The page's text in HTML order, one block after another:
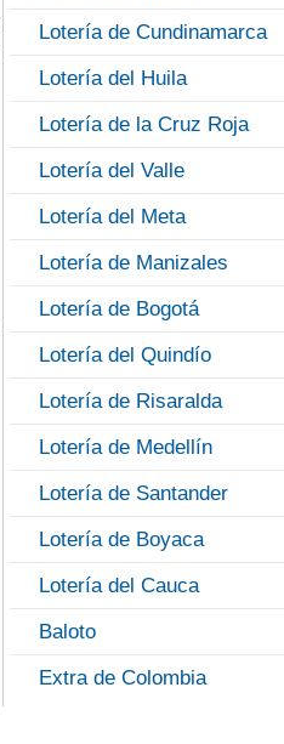
Lotería de Cundinamarca
Lotería del Huila
Lotería de la Cruz Roja
Lotería del Valle
Lotería del Meta
Lotería de Manizales
Lotería de Bogotá
Lotería del Quindío
Lotería de Risaralda
Lotería de Medellín
Lotería de Santander
Lotería de Boyaca
Lotería del Cauca
Baloto
Extra de Colombia